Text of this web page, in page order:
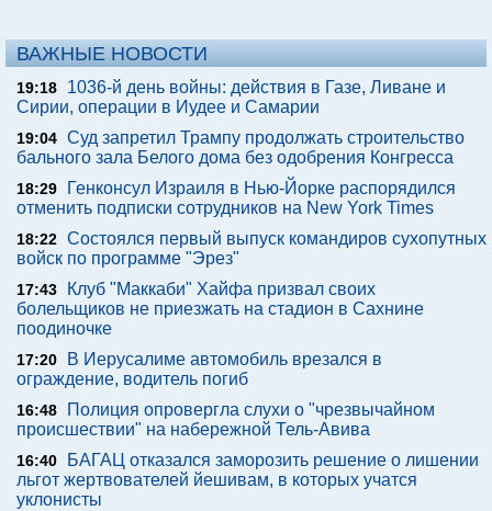
ВАЖНЫЕ НОВОСТИ
19:18
1036-й день войны: действия в Газе, Ливане и
Сирии, операции в Иудее и Самарии
19:04 Суд запретил Трампу продолжать строительство
бального зала Белого дома без одобрения Конгресса
18:29
Генконсул Израиля в Нью-Йорке распорядился
отменить подписки сотрудников на New York Times
18:22 Состоялся первый выпуск командиров сухопутных
войск по программе "Эрез"
17:43
Клуб "Маккаби" Хайфа призвал своих
болельщиков не приезжать на стадион в Сахнине
поодиночке
17:20
В Иерусалиме автомобиль врезался в
ограждение, водитель погиб
16:48
Полиция опровергла слухи о "чрезвычайном
происшествии" на набережной Тель-Авива
16:40
БАГАЦ отказался заморозить решение о лишении
льгот жертвователей йешивам, в которых учатся
уклонисты